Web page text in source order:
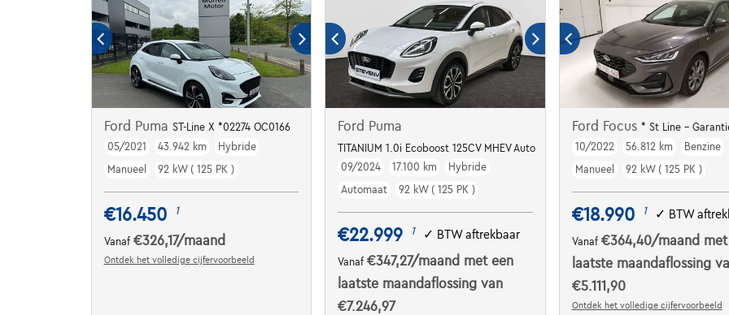
Ford Puma ST-Line X *02274 OC0166
05/2021
43.942 km
Hybride
Manueel
92 kW ( 125 PK )
€16.450 1
Vanaf €326,17/maand
Ontdek het volledige cijfervoorbeeld
Ford Puma
TITANIUM 1.0i Ecoboost 125CV MHEV Auto
09/2024
17.100 km
Hybride
Automaat
92 kW ( 125 PK )
€22.999 1 ✓ BTW aftrekbaar
Vanaf€347,27/maand met een
laatste maandaflossing van
€7.246,97
Ford Focus * St Line -
10/2022
56.812 km
Benzine
Manueel
92 kW ( 125 PK )
€18.990 1 ✓ BTW
Vanaf €364,40/maand
laatste maandaflossing
€5.111,90
Ontdek het volledige cijfervoorbeeld